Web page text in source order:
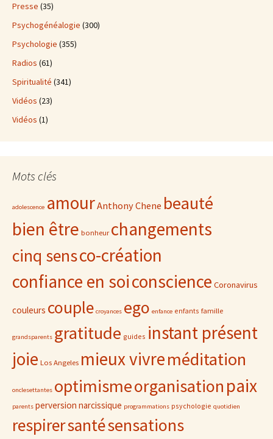
Presse (35)
Psychogénéalogie (300)
Psychologie (355)
Radios (61)
Spiritualité (341)
Vidéos (23)
Vidéos (1)
Mots clés
adolescence amourAnthony Chene beauté
bien être bonheur changements
cinq sensco-création
confiance en soiconscience Coronavirus
couleurs couple croyances ego enfance enfants famille
grandsparents gratitude guides instant présent
joie Los Angeles mieux vivreméditation
onclesettantes optimismeorganisationpaix
parents perversion narcissique programmations psychologie quotidien
respirersantésensations